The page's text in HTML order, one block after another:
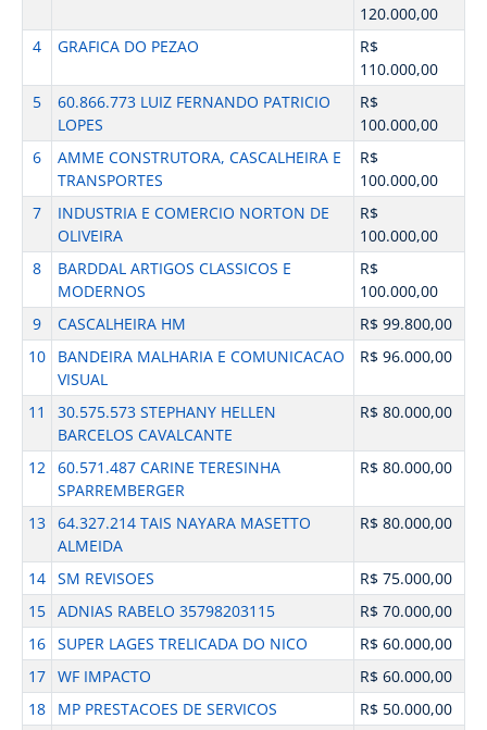
120.000,00
4
GRAFICA DO PEZAO
R$
110.000,00
5
60.866.773 LUIZ FERNANDO PATRICIO
LOPES
R$
100.000,00
6
AMME CONSTRUTORA, CASCALHEIRA E
TRANSPORTES
R$
100.000,00
7
INDUSTRIA E COMERCIO NORTON DE
OLIVEIRA
R$
100.000,00
8
BARDDAL ARTIGOS CLASSICOS E
MODERNOS
R$
100.000,00
9
CASCALHEIRA HM
R$ 99.800,00
10
BANDEIRA MALHARIA E COMUNICACAO
VISUAL
R$ 96.000,00
11
30.575.573 STEPHANY HELLEN
BARCELOS CAVALCANTE
R$ 80.000,00
12 60.571.487 CARINE TERESINHA
SPARREMBERGER
R$ 80.000,00
13 64.327.214 TAIS NAYARA MASETTO
ALMEIDA
R$ 80.000,00
14 SM REVISOES
R$ 75.000,00
15 ADNIAS RABELO 35798203115
R$ 70.000,00
16 SUPER LAGES TRELICADA DO NICO
R$ 60.000,00
17 WF IMPACTO
R$ 60.000,00
18
MP PRESTACOES DE SERVICOS
R$ 50.000,00